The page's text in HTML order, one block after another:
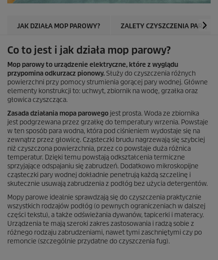
JAK DZIAŁA MOP PAROWY? ZALETY CZYSZCZENIA PARĄ
Co to jest i jak działa mop parowy?
Mop parowy to urządzenie elektryczne, które z wyglądu
przypomina odkurzacz pionowy. Służy do czyszczenia różnych
powierzchni przy pomocy strumienia gorącej pary wodnej. Główne
elementy konstrukcji to: uchwyt, zbiornik na wodę, grzałka oraz
głowica czyszcząca.
Zasada działania mopa parowego jest prosta. Woda ze zbiornika
jest podgrzewana przez grzałkę do temperatury wrzenia. Powstaje
w ten sposób para wodna, która pod ciśnieniem wydostaje się na
zewnątrz przez głowicę. Cząsteczki brudu nagrzewają się szybciej
niż czyszczona powierzchnia, przez co powstaje duża różnica
temperatur. Dzięki temu powstają odkształcenia termiczne
sprzyjające odspajaniu się zabrudzeń. Dodatkowo mikroskopijne
cząsteczki pary wodnej dokładnie penetrują każdą szczelinę i
skutecznie usuwają zabrudzenia z podłóg bez użycia detergentów.
Mopy parowe idealnie sprawdzają się do czyszczenia praktycznie
wszystkich rodzajów podłóg (o pewnych ograniczeniach w dalszej
części tekstu), a także odświeżania dywanów, tapicerki i materacy.
Urządzenia te mają szeroki zakres zastosowania i radzą sobie z
różnego rodzaju zabrudzeniami, nawet tymi zaschniętymi czy po
remoncie (szczególnie przydatne do czyszczenia fug).